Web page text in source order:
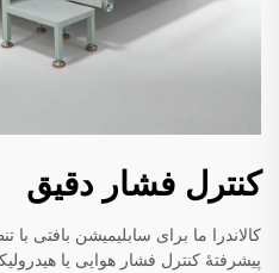
کنترل فشار دقیق
کالاندرا ما برای سابلیمیشن بافتی با
پیشرفتهٔ کنترل فشار هوایی یا